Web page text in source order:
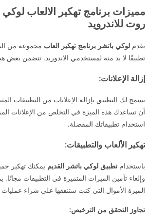
مميزات برنامج تهكير الالعاب
روت للاندرويد
يقدم لوكي باتشر برنامج تهكير العاب مجموعة من
تطبيقًا لا بد منه لمستخدمي الاندوريد. تتضمن بعض
إزالة الإعلانات:
يسمح لك التطبيق بإزالة الإعلانات من التطبيقات
أن تساعدك هذه الميزة في التخلص من الإعلانات
استخدام تطبيقاتك المفضلة.
تهكير الألعاب والتطبيقات:
باستخدام تطبيق لوكي باتشر القديم يمكنك تهكير
وإلغاء تأمين الميزات المتميزة في التطبيقات
الميزة الأموال التي كنت ستنفقها على شراء
تجاوز التحقق من الترخيص: